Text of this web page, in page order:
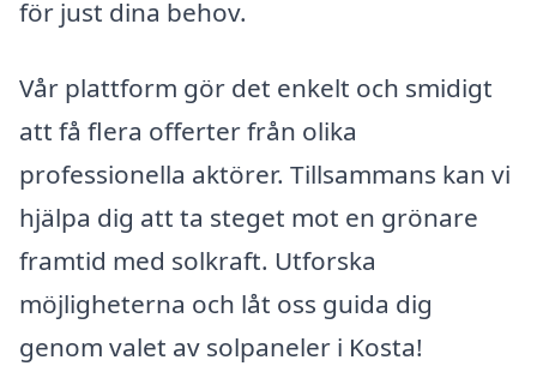
för just dina behov.
Vår plattform gör det enkelt och smidigt
att få flera offerter från olika
professionella aktörer. Tillsammans kan vi
hjälpa dig att ta steget mot en grönare
framtid med solkraft. Utforska
möjligheterna och låt oss guida dig
genom valet av solpaneler i Kosta!